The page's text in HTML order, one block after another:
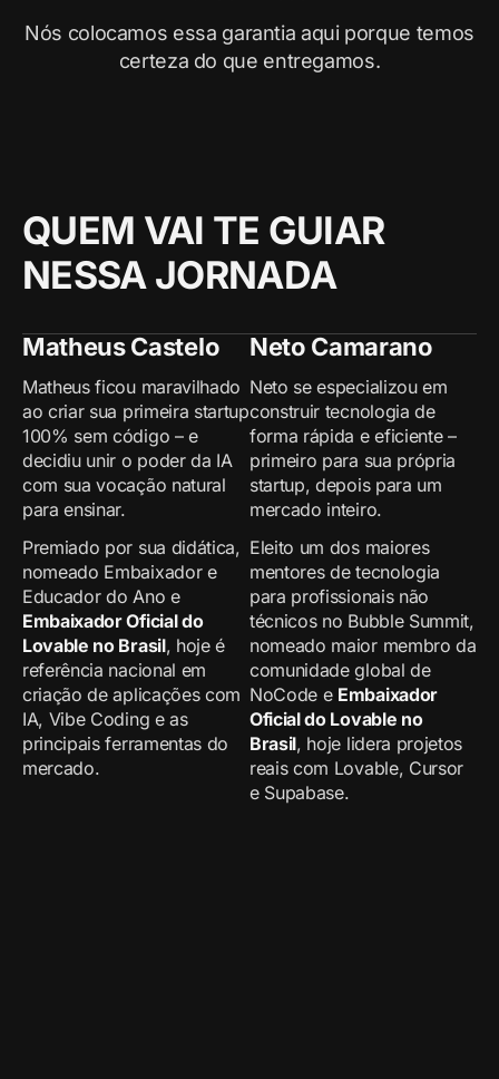
Nós colocamos essa garantia aqui porque temos
certeza do que entregamos.
QUEM VAI TE GUIAR
NESSA JORNADA
Matheus Castelo
Matheus ficou maravilhado
ao criar sua primeira startup
100% sem código – e
decidiu unir o poder da IA
com sua vocação natural
para ensinar.
Premiado por sua didática,
nomeado Embaixador e
Educador do Ano e
Embaixador Oficial do
Lovable no Brasil, hoje é
referência nacional em
criação de aplicações com
IA, Vibe Coding e as
principais ferramentas do
mercado.
Neto Camarano
Neto se especializou em
construir tecnologia de
forma rápida e eficiente –
primeiro para sua própria
startup, depois para um
mercado inteiro.
Eleito um dos maiores
mentores de tecnologia
para profissionais não
técnicos no Bubble Summit,
nomeado maior membro da
comunidade global de
NoCode e Embaixador
Oficial do Lovable no
Brasil, hoje lidera projetos
reais com Lovable, Cursor
e Supabase.